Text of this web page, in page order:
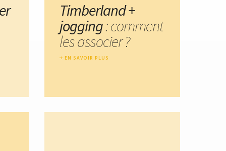
Timberland +
jogging: comment
les associer ?
EN SAVOIR PLUS